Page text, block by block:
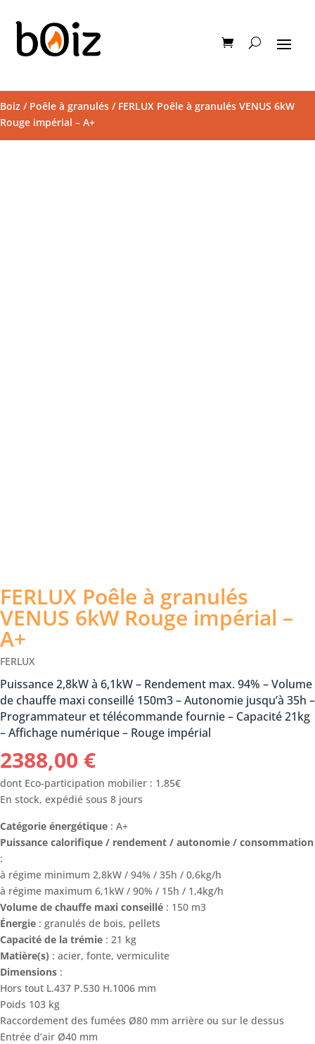
Boiz / Poêle à granulés / FERLUX Poêle à granulés VENUS 6kW
Rouge impérial – A+
FERLUX Poêle à granulés
VENUS 6kW Rouge impérial –
A+
FERLUX
Puissance 2,8kW à 6,1kW – Rendement max. 94% – Volume
de chauffe maxi conseillé 150m3 – Autonomie jusqu’à 35h –
Programmateur et télécommande fournie – Capacité 21kg
– Affichage numérique – Rouge impérial
2388,00 €
dont Eco-participation mobilier : 1.85€
En stock, expédié sous 8 jours
Catégorie énergétique : A+
Puissance calorifique / rendement / autonomie / consommation
:
à régime minimum 2,8kW / 94% / 35h / 0,6kg/h
à régime maximum 6,1kW / 90% / 15h / 1,4kg/h
Volume de chauffe maxi conseillé : 150 m3
Énergie : granulés de bois, pellets
Capacité de la trémie : 21 kg
Matière(s) : acier, fonte, vermiculite
Dimensions :
Hors tout L.437 P.530 H.1006 mm
Poids 103 kg
Raccordement des fumées Ø80 mm arrière ou sur le dessus
Entrée d’air Ø40 mm